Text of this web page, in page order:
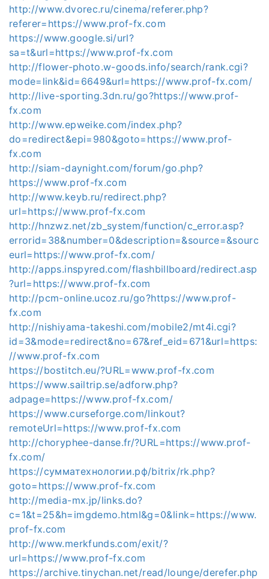
http://www.dvorec.ru/cinema/referer.php?
referer=https://www.prof-fx.com
https://www.google.si/url?
sa=t&url=https://www.prof-fx.com
http://flower-photo.w-goods.info/search/rank.cgi?
mode=link&id=6649&url=https://www.prof-fx.com/
http://live-sporting.3dn.ru/go?https://www.prof-
fx.com
http://www.epweike.com/index.php?
do=redirect&epi=980&goto=https://www.prof-
fx.com
http://siam-daynight.com/forum/go.php?
https://www.prof-fx.com
http://www.keyb.ru/redirect.php?
url=https://www.prof-fx.com
http://hnzwz.net/zb_system/function/c_error.asp?
errorid=38&number=0&description=&source=&sourc
eurl=https://www.prof-fx.com/
http://apps.inspyred.com/flashbillboard/redirect.asp
?url=https://www.prof-fx.com
http://pcm-online.ucoz.ru/go?https://www.prof-
fx.com
http://nishiyama-takeshi.com/mobile2/mt4i.cgi?
id=3&mode=redirect&no=67&ref_eid=671&url=https:
//www.prof-fx.com
https://bostitch.eu/?URL=www.prof-fx.com
https://www.sailtrip.se/adforw.php?
adpage=https://www.prof-fx.com/
https://www.curseforge.com/linkout?
remoteUrl=https://www.prof-fx.com
http://choryphee-danse.fr/?URL=https://www.prof-
fx.com/
https://сумматехнологии.рф/bitrix/rk.php?
goto=https://www.prof-fx.com
http://media-mx.jp/links.do?
c=1&t=25&h=imgdemo.html&g=0&link=https://www.
prof-fx.com
http://www.merkfunds.com/exit/?
url=https://www.prof-fx.com
https://archive.tinychan.net/read/lounge/derefer.php